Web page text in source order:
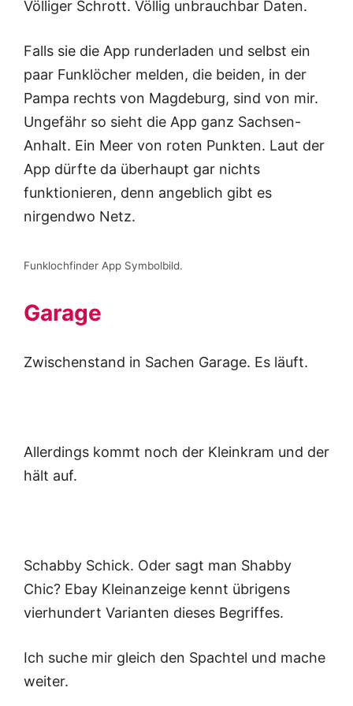
Völliger Schrott. Völlig unbrauchbar Daten.
Falls sie die App runderladen und selbst ein
paar Funklöcher melden, die beiden, in der
Pampa rechts von Magdeburg, sind von mir.
Ungefähr so sieht die App ganz Sachsen-
Anhalt. Ein Meer von roten Punkten. Laut der
App dürfte da überhaupt gar nichts
funktionieren, denn angeblich gibt es
nirgendwo Netz.
Funklochfinder App Symbolbild.
Garage
Zwischenstand in Sachen Garage. Es läuft.
Allerdings kommt noch der Kleinkram und der
hält auf.
Schabby Schick. Oder sagt man Shabby
Chic? Ebay Kleinanzeige kennt übrigens
vierhundert Varianten dieses Begriffes.
Ich suche mir gleich den Spachtel und mache
weiter.